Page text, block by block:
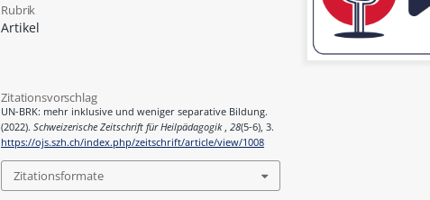
Rubrik
Artikel
Zitationsvorschlag
UN-BRK: mehr inklusive und weniger separative Bildung.
(2022).Schweizerische Zeitschrift für Heilpädagogik ,28(5-6), 3.
https://ojs.szh.ch/index.php/zeitschrift/article/view/1008
Zitationsformate